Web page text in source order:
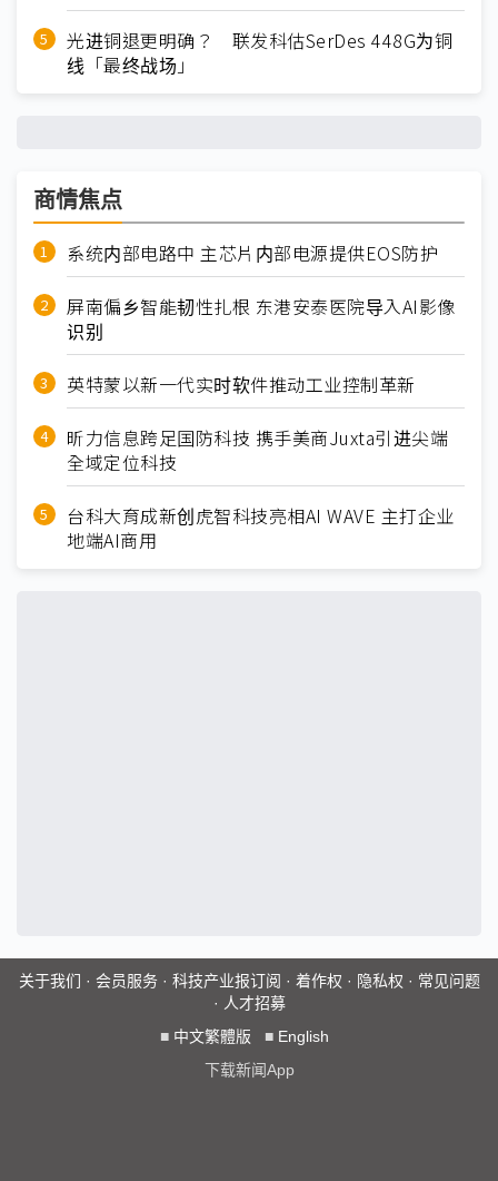
光进铜退更明确？ 联发科估SerDes 448G为铜
线「最终战场」
商情焦点
系统内部电路中 主芯片内部电源提供EOS防护
屏南偏乡智能韧性扎根 东港安泰医院导入AI影像
识别
英特蒙以新一代实时软件推动工业控制革新
昕力信息跨足国防科技 携手美商Juxta引进尖端
全域定位科技
台科大育成新创虎智科技亮相AI WAVE 主打企业
地端AI商用
关于我们 · 会员服务· 科技产业报订阅 · 着作权 · 隐私权 · 常见问题
· 人才招募
■ 中文繁體版 ■ English
下载新闻App